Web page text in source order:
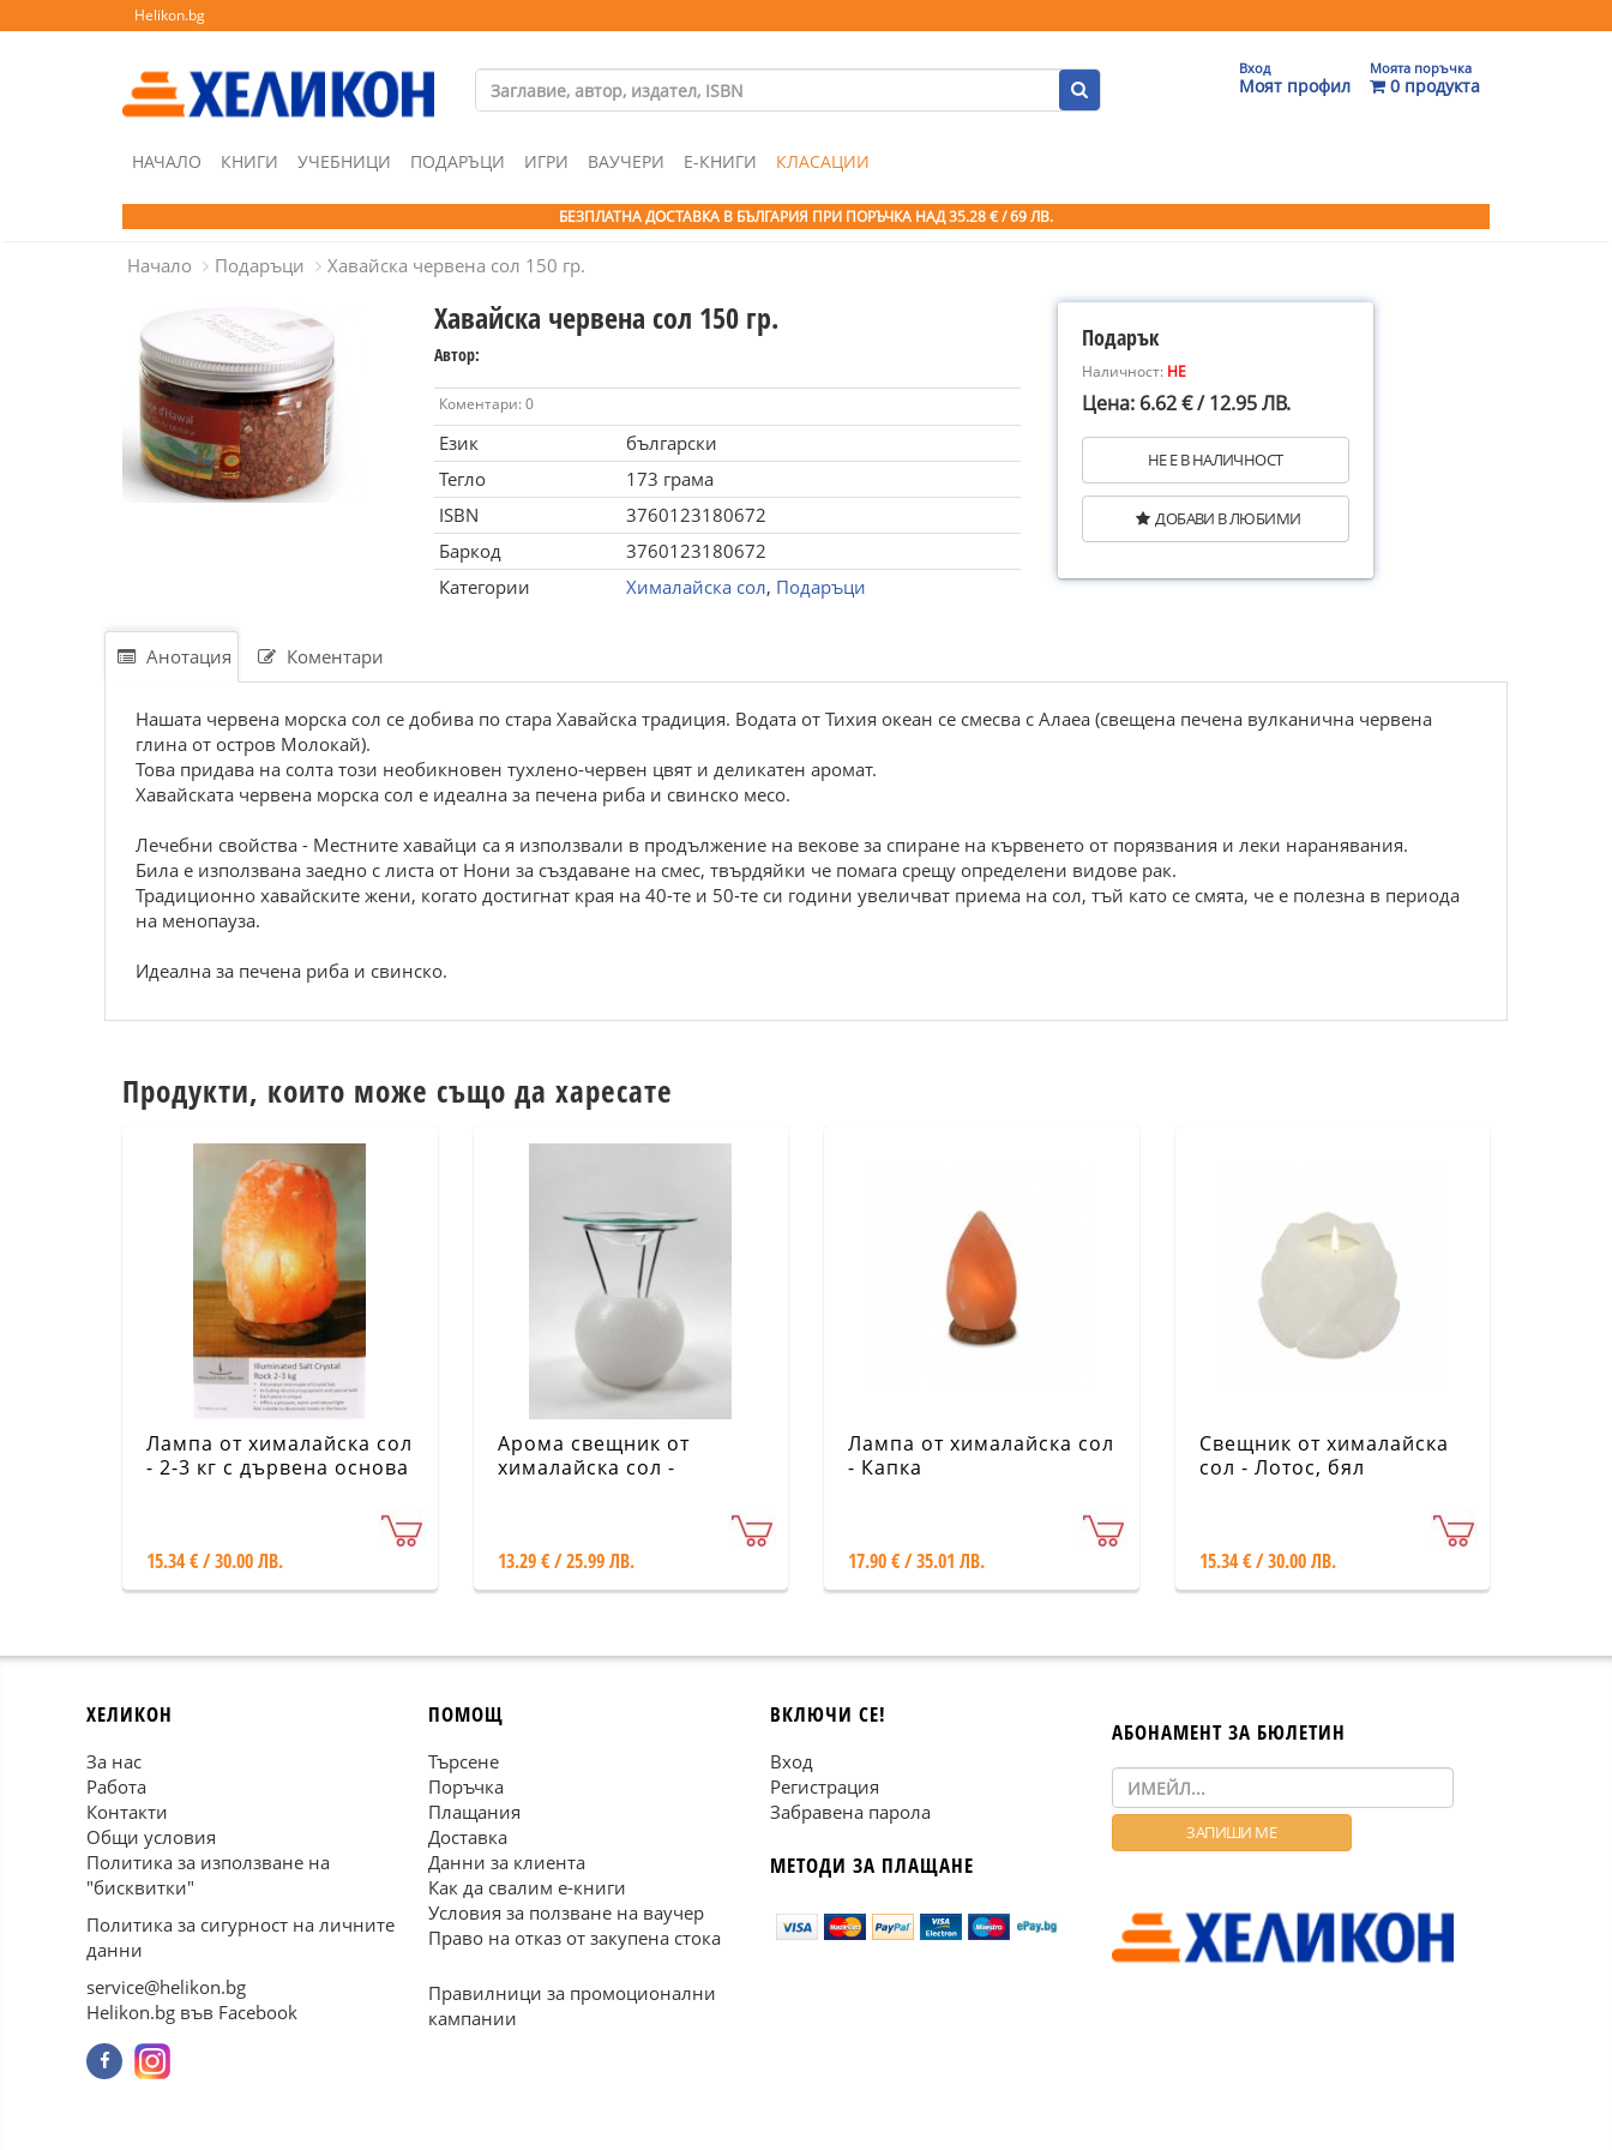
Helikon.bg
Вход
Моят профил
Моята поръчка
0 продукта
НАЧАЛО КНИГИ УЧЕБНИЦИ ПОДАРЪЦИ ИГРИ ВАУЧЕРИ Е-КНИГИ КЛАСАЦИИ
БЕЗПЛАТНА ДОСТАВКА В БЪЛГАРИЯ ПРИ ПОРЪЧКА НАД 35.28 € / 69 ЛВ.
Начало Подаръци Хавайска червена сол 150 гр.
Хавайска червена сол 150 гр.
Автор:
Коментари: 0
Език
български
Тегло
173 грама
ISBN
3760123180672
Баркод
3760123180672
Категории
Хималайска сол, Подаръци
Подарък
Наличност: НЕ
Цена: 6.62 € / 12.95 ЛВ.
НЕ Е В НАЛИЧНОСТ
ДОБАВИ В ЛЮБИМИ
Анотация Коментари
Нашата червена морска сол се добива по стара Хавайска традиция. Водата от Тихия океан се смесва с Алаеа (свещена печена вулканична червена
глина от остров Молокай).
Това придава на солта този необикновен тухлено-червен цвят и деликатен аромат.
Хавайската червена морска сол е идеална за печена риба и свинско месо.
Лечебни свойства - Местните хавайци са я използвали в продължение на векове за спиране на кървенето от порязвания и леки наранявания.
Била е използвана заедно с листа от Нони за създаване на смес, твърдяйки че помага срещу определени видове рак.
Традиционно хавайските жени, когато достигнат края на 40-те и 50-те си години увеличват приема на сол, тъй като се смята, че е полезна в периода
на менопауза.
Идеална за печена риба и свинско.
Продукти, които може също да харесате
Лампа от хималайска сол
- 2-3 кг с дървена основа
15.34 € / 30.00 ЛВ.
Арома свещник от
хималайска сол -
13.29 € / 25.99 ЛВ.
Лампа от хималайска сол
- Капка
17.90 € / 35.01 ЛВ.
Свещник от хималайска
сол - Лотос, бял
15.34 € / 30.00 ЛВ.
ХЕЛИКОН
За нас
Работа
Контакти
Общи условия
Политика за използване на
"бисквитки"
Политика за сигурност на личните
данни
service@helikon.bg
Helikon.bg във Facebook
ПОМОЩ
Търсене
Поръчка
Плащания
Доставка
Данни за клиента
Как да свалим е-книги
Условия за ползване на ваучер
Право на отказ от закупена стока
Правилници за промоционални
кампании
ВКЛЮЧИ СЕ!
Вход
Регистрация
Забравена парола
МЕТОДИ ЗА ПЛАЩАНЕ
АБОНАМЕНТ ЗА БЮЛЕТИН